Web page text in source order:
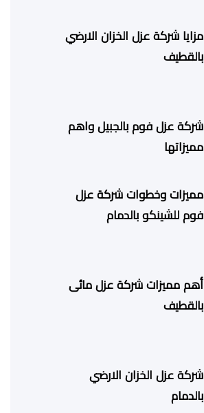
مزايا شركة عزل الخزان الارضي
بالقطيف
شركة عزل فوم بالجبيل واهم
مميزاتها
مميزات وخطوات شركة عزل
فوم للشينكو بالدمام
أهم مميزات شركة عزل مائى
بالقطيف
شركة عزل الخزان الارضي
بالدمام